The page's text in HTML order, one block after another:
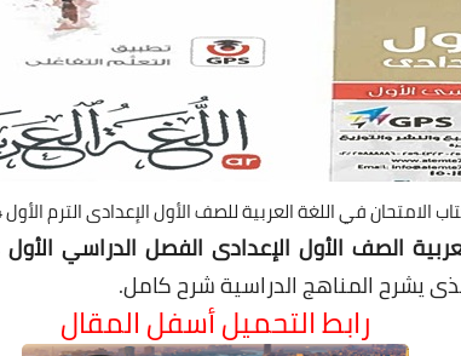
الامتحان في اللغة العربية للصف الأول الإعدادى الترم الأول 2024
الصف الأول الإعدادى الفصل الدراسي الأول
يشرح المناهج الدراسية شرح كامل.
رابط التحميل أسفل المقال